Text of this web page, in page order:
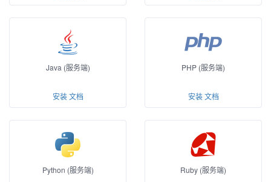
Java (服务端)
安装 文档
PHP (服务端)
安装 文档
Python (服务端) Ruby (服务端)